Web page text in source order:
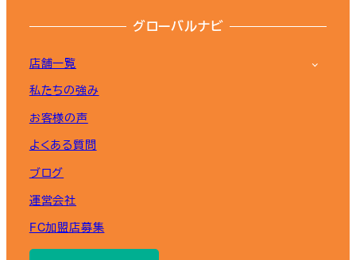
グローバルナビ
店舗一覧
私たちの強み
お客様の声
よくある質問
ブログ
運営会社
FC加盟店募集